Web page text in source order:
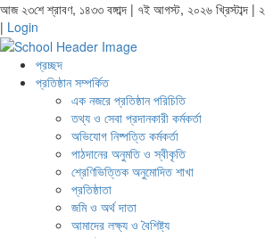
আজ ২৩শে শ্রাবণ, ১৪৩৩ বঙ্গাব্দ | ৭ই আগস্ট, ২০২৬ খ্রিস্টাব্দ |
| Login
প্রচ্ছদ
প্রতিষ্ঠান সম্পর্কিত
এক নজরে প্রতিষ্ঠান পরিচিতি
তথ্য ও সেবা প্রদানকারী কর্মকর্তা
অভিযোগ নিষ্পত্তি কর্মকর্তা
পাঠদানের অনুমতি ও স্বীকৃতি
শ্রেণিভিত্তিক অনুমোদিত শাখা
প্রতিষ্ঠাতা
জমি ও অর্থ দাতা
আমাদের লক্ষ্য ও বৈশিষ্ট্য